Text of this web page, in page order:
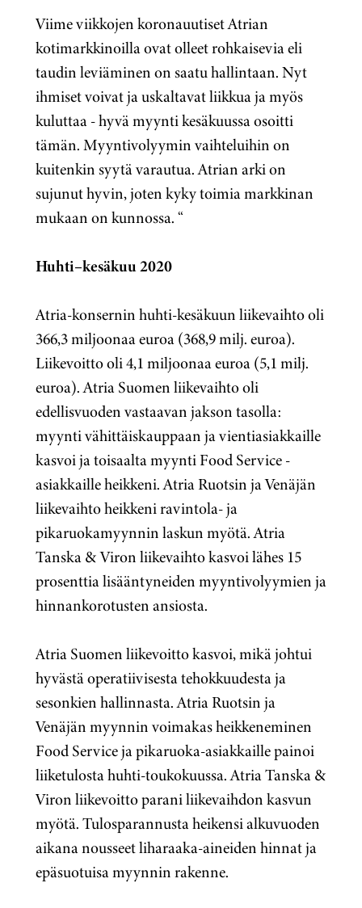
Viime viikkojen koronauutiset Atrian
kotimarkkinoilla ovat olleet rohkaisevia eli
taudin leviäminen on saatu hallintaan. Nyt
ihmiset voivat ja uskaltavat liikkua ja myös
kuluttaa - hyvä myynti kesäkuussa osoitti
tämän. Myyntivolyymin vaihteluihin on
kuitenkin syytä varautua. Atrian arki on
sujunut hyvin, joten kyky toimia markkinan
mukaan on kunnossa. “
Huhti–kesäkuu 2020
Atria-konsernin huhti-kesäkuun liikevaihto oli
366,3 miljoonaa euroa (368,9 milj. euroa).
Liikevoitto oli 4,1 miljoonaa euroa (5,1 milj.
euroa). Atria Suomen liikevaihto oli
edellisvuoden vastaavan jakson tasolla:
myynti vähittäiskauppaan ja vientiasiakkaille
kasvoi ja toisaalta myynti Food Service -
asiakkaille heikkeni. Atria Ruotsin ja Venäjän
liikevaihto heikkeni ravintola- ja
pikaruokamyynnin laskun myötä. Atria
Tanska & Viron liikevaihto kasvoi lähes 15
prosenttia lisääntyneiden myyntivolyymien ja
hinnankorotusten ansiosta.
Atria Suomen liikevoitto kasvoi, mikä johtui
hyvästä operatiivisesta tehokkuudesta ja
sesonkien hallinnasta. Atria Ruotsin ja
Venäjän myynnin voimakas heikkeneminen
Food Service ja pikaruoka-asiakkaille painoi
liiketulosta huhti-toukokuussa. Atria Tanska &
Viron liikevoitto parani liikevaihdon kasvun
myötä. Tulosparannusta heikensi alkuvuoden
aikana nousseet liharaaka-aineiden hinnat ja
epäsuotuisa myynnin rakenne.